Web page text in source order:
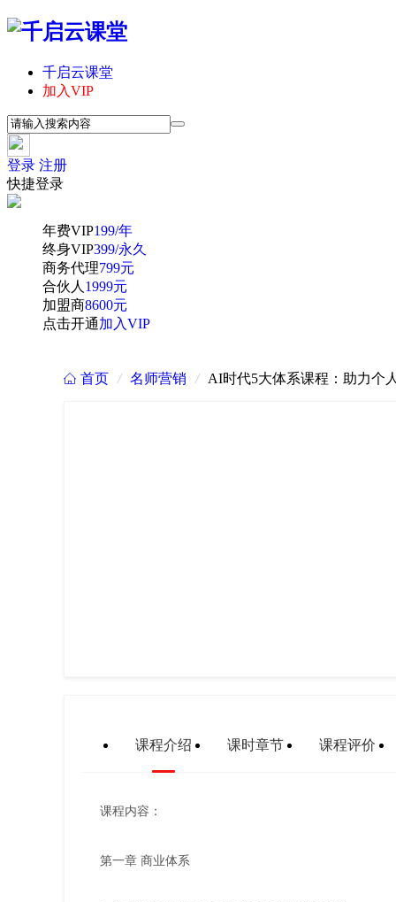
千启云课堂
加入VIP
登录 注册
快捷登录
年费VIP199/年
终身VIP399/永久
商务代理799元
合伙人 1999元
加盟商8600元
点击开通加入VIP
 首页 / 名师营销 / AI时代5大体系课程：助力个
课程介绍 课时章节 课程评价
课程内容：
第一章 商业体系